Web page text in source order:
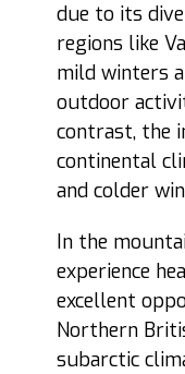
due to its
regions like
mild winters
outdoor
contrast, the
continental
and colder
In the
experience
excellent
Northern
subarctic